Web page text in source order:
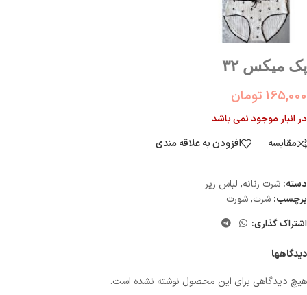
پک میکس ۳۲
165,000 تومان
در انبار موجود نمی باشد
مقایسه
افزودن به علاقه مندی
دسته: شرت زنانه, لباس زیر
برچسب: شرت,شورت
اشتراک گذاری:
دیدگاهها
هیچ دیدگاهی برای این محصول نوشته نشده است.